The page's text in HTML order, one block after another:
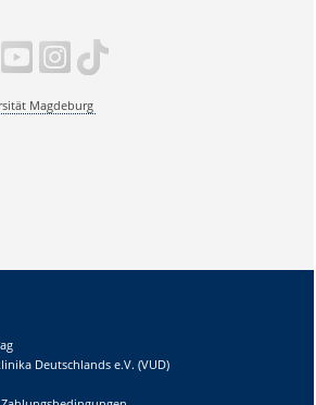
Magdeburg
Deutschlands e.V. (VUD)